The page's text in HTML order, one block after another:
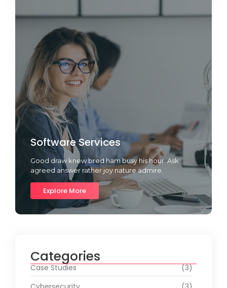
Software Services
Good draw knew bred ham busy his hour. Ask
agreed answer rather joy nature admire.
Explore More
Categories
Case Studies
(3)